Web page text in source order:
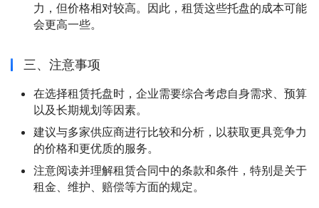
力，但价格相对较高。因此，租赁这些托盘的成本可能
会更高一些。
三、注意事项
在选择租赁托盘时，企业需要综合考虑自身需求、预算
以及长期规划等因素。
建议与多家供应商进行比较和分析，以获取更具竞争力
的价格和更优质的服务。
注意阅读并理解租赁合同中的条款和条件，特别是关于
租金、维护、赔偿等方面的规定。